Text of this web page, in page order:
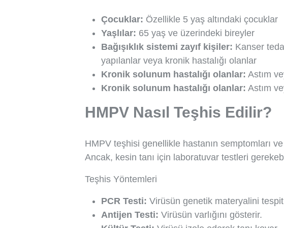
Çocuklar: Özellikle 5 yaş altındaki çocuklar
Yaşlılar: 65 yaş ve üzerindeki bireyler
Bağışıklık sistemi zayıf kişiler: Kanser
yapılanlar veya kronik hastalığı olanlar
Kronik solunum hastalığı olanlar: Astım
Kronik solunum hastalığı olanlar: Astım
HMPV Nasıl Teşhis Edilir?
HMPV teşhisi genellikle hastanın semptomları
Ancak, kesin tanı için laboratuvar testleri
Teşhis Yöntemleri
PCR Testi: Virüsün genetik materyalini
Antijen Testi: Virüsün varlığını gösterir.